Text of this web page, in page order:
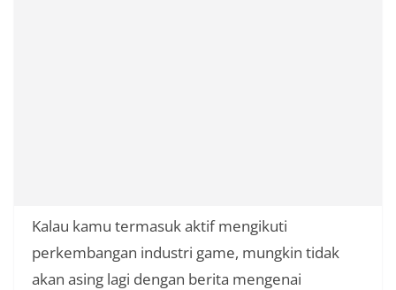
Kalau kamu termasuk aktif mengikuti
perkembangan industri game, mungkin tidak
akan asing lagi dengan berita mengenai